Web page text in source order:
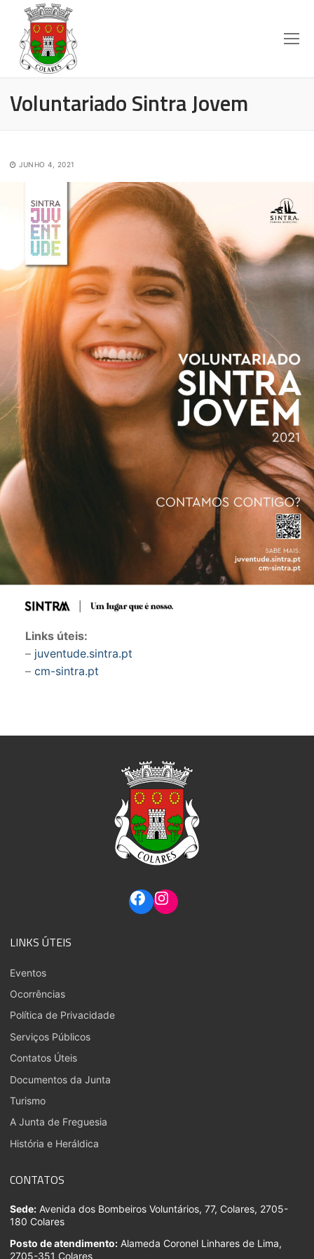
Voluntariado Sintra Jovem
JUNHO 4, 2021
Links úteis:
– juventude.sintra.pt
– cm-sintra.pt
LINKS ÚTEIS
Eventos
Ocorrências
Política de Privacidade
Serviços Públicos
Contatos Úteis
Documentos da Junta
Turismo
A Junta de Freguesia
História e Heráldica
CONTATOS
Sede: Avenida dos Bombeiros Voluntários, 77, Colares, 2705-
180 Colares
Posto de atendimento: Alameda Coronel Linhares de Lima,
2705-351 Colares